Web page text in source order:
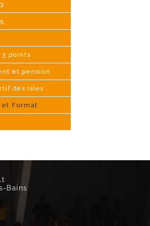
3 points
et pension
des Isles
et Format
Bains